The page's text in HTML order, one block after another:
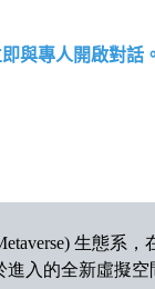
與專人開啟對話。
生態系，
入的全新虛擬